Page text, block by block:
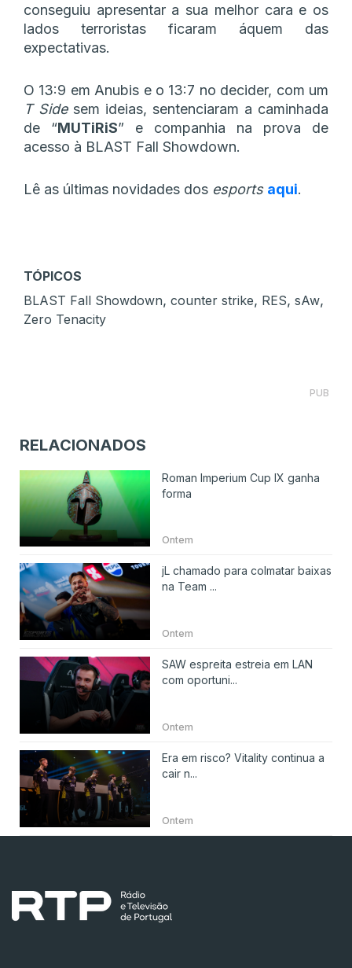
conseguiu apresentar a sua melhor cara e os
lados terroristas ficaram áquem das
expectativas.
O 13:9 em Anubis e o 13:7 no decider, com um
T Sidesem ideias, sentenciaram a caminhada
de “MUTiRiS” e companhia na prova de
acesso à BLAST Fall Showdown.
Lê as últimas novidades dos esports aqui.
TÓPICOS
BLAST Fall Showdown, counter strike, RES, sAw,
Zero Tenacity
PUB
RELACIONADOS
Roman Imperium Cup IX ganha
forma
Ontem
jL chamado para colmatar baixas
na Team ...
Ontem
SAW espreita estreia em LAN
com oportuni...
Ontem
Era em risco? Vitality continua a
cair n...
Ontem